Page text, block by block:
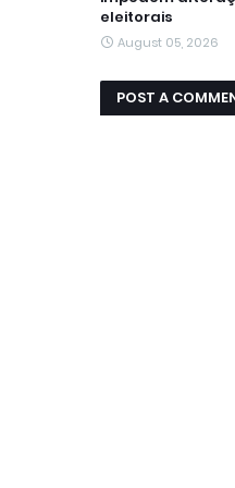
eleitorais
August 05, 2026
POST A